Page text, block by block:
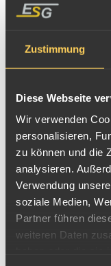
Zustimmung
Diese Webseite
Wir verwenden
personalisieren,
zu können und die
analysieren.
Verwendung
soziale Medien,
Partner führen
weiteren Daten
20 Mark
Gewicht7,96g
22,5mm
Dicke1,4mm
Zurück zu:
Weiter zu: